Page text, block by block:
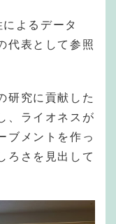
よるデータ
代表として参照
研究に貢献した
、ライオネスが
ブメントを作っ
ろさを見出して